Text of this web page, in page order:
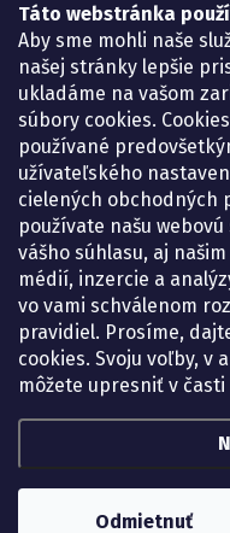
Táto webstránka
Aby sme mohli naše
našej stránky lepšie
ukladáme na vašom
súbory cookies.
používané
užívateľského
cielených obchodných
používate našu
vášho súhlasu, aj
médií, inzercie a
vo vami schválenom
pravidiel. Prosíme,
cookies. Svoju voľby, v
môžete upresniť v
Odmietnuť
Lekáreň ADONAI
Košice – Smetanova 2
Pondelok:
07.30 – 15.30 h.
Utorok:
07.30 – 16.00 h.
Streda:
07.30 – 16.00 h.
Štvrtok:
07.30 – 15.30 h.
Piatok:
07.30 – 15.30 h.
KONTAKT
eshop@
+421 948 203 203
Nájdete nás na
lekarenadonai/
Lekáreň